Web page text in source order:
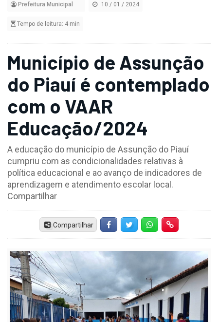
Prefeitura Municipal 10 / 01 / 2024
Tempo de leitura: 4 min
Município de Assunção
do Piauí é contemplado
com o VAAR
Educação/2024
A educação do município de Assunção do Piauí
cumpriu com as condicionalidades relativas à
política educacional e ao avanço de indicadores de
aprendizagem e atendimento escolar local.
Compartilhar
Compartilhar FacebookTwitter Whatsapp